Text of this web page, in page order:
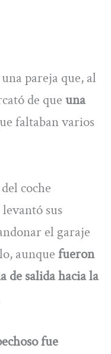
pareja que, al
de que una
faltaban varios
coche
sus
el garaje
aunque fueron
de salida hacia la
fue